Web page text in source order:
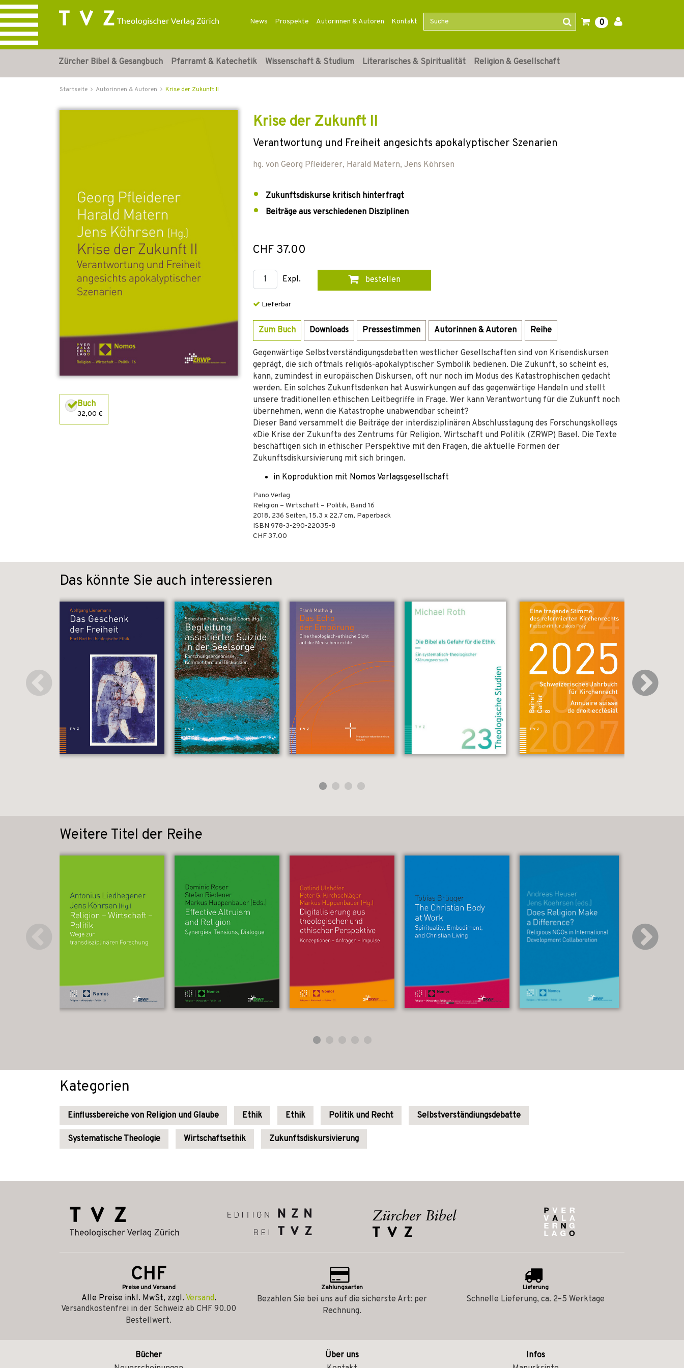
News Prospekte Autorinnen & Autoren Kontakt 0
Zürcher Bibel & Gesangbuch Pfarramt & Katechetik Wissenschaft & Studium Literarisches & Spiritualität Religion & Gesellschaft
Startseite Autorinnen & Autoren Krise der Zukunft II
Buch
32,00 €
Krise der Zukunft II
Verantwortung und Freiheit angesichts apokalyptischer Szenarien
hg. von Georg Pfleiderer, Harald Matern, Jens Köhrsen
Zukunftsdiskurse kritisch hinterfragt
Beiträge aus verschiedenen Disziplinen
CHF 37.00
Expl. bestellen
Lieferbar
Zum Buch Downloads Pressestimmen Autorinnen & Autoren Reihe
Gegenwärtige Selbstverständigungsdebatten westlicher Gesellschaften sind von Krisendiskursen
geprägt, die sich oftmals religiös-apokalyptischer Symbolik bedienen. Die Zukunft, so scheint es,
kann, zumindest in europäischen Diskursen, oft nur noch im Modus des Katastrophischen gedacht
werden. Ein solches Zukunftsdenken hat Auswirkungen auf das gegenwärtige Handeln und stellt
unsere traditionellen ethischen Leitbegriffe in Frage. Wer kann Verantwortung für die Zukunft noch
übernehmen, wenn die Katastrophe unabwendbar scheint?
Dieser Band versammelt die Beiträge der interdisziplinären Abschlusstagung des Forschungskollegs
«Die Krise der Zukunft» des Zentrums für Religion, Wirtschaft und Politik (ZRWP) Basel. Die Texte
beschäftigen sich in ethischer Perspektive mit den Fragen, die aktuelle Formen der
Zukunftsdiskursivierung mit sich bringen.
in Koproduktion mit Nomos Verlagsgesellschaft
Pano Verlag
Religion – Wirtschaft – Politik, Band 16
2018, 236 Seiten, 15.3 x 22.7 cm, Paperback
ISBN 978-3-290-22035-8
CHF 37.00
Das könnte Sie auch interessieren
Weitere Titel der Reihe
Kategorien
Einflussbereiche von Religion und Glaube Ethik Ethik Politik und Recht Selbstverständiungsdebatte
Systematische Theologie Wirtschaftsethik Zukunftsdiskursivierung
CHF
Preise und Versand
Alle Preise inkl. MwSt, zzgl. Versand.
Versandkostenfrei in der Schweiz ab CHF 90.00
Bestellwert.
Zahlungsarten
Bezahlen Sie bei uns auf die sicherste Art: per
Rechnung.
Lieferung
Schnelle Lieferung, ca. 2–5 Werktage
Bücher
Über uns
Infos